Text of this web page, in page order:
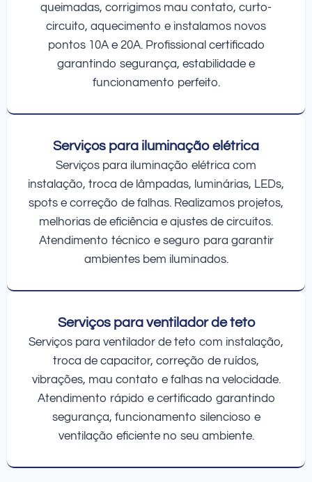
queimadas, corrigimos mau contato, curto-
circuito, aquecimento e instalamos novos
pontos 10A e 20A. Profissional certificado
garantindo segurança, estabilidade e
funcionamento perfeito.
Serviços para iluminação elétrica
Serviços para iluminação elétrica com
instalação, troca de lâmpadas, luminárias, LEDs,
spots e correção de falhas. Realizamos projetos,
melhorias de eficiência e ajustes de circuitos.
Atendimento técnico e seguro para garantir
ambientes bem iluminados.
Serviços para ventilador de teto
Serviços para ventilador de teto com instalação,
troca de capacitor, correção de ruídos,
vibrações, mau contato e falhas na velocidade.
Atendimento rápido e certificado garantindo
segurança, funcionamento silencioso e
ventilação eficiente no seu ambiente.